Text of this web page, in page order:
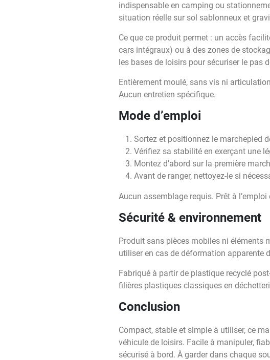
indispensable en camping ou
situation réelle sur sol sablonneux et
Ce que ce produit permet : un accès
cars intégraux) ou à des zones de
les bases de loisirs pour sécuriser le pas
Entièrement moulé, sans vis ni
Aucun entretien spécifique.
Mode d’emploi
Sortez et positionnez le marchepied
Vérifiez sa stabilité en exerçant une
Montez d’abord sur la première
Avant de ranger, nettoyez-le si
Aucun assemblage requis. Prêt à
Sécurité & environnement
Produit sans pièces mobiles ni éléments
utiliser en cas de déformation apparente
Fabriqué à partir de plastique recyclé
filières plastiques classiques en
Conclusion
Compact, stable et simple à utiliser, ce
véhicule de loisirs. Facile à manipuler,
sécurisé à bord. À garder dans chaque